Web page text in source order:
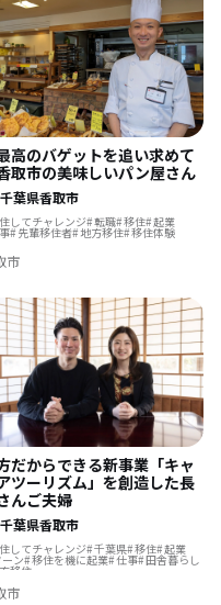
高のバゲットを追い求めて
取市の美味しいパン屋さん
千葉県香取市
してチャレンジ 転職 移住 起業
先輩移住者 地方移住 移住体験
市
だからできる新事業「キャ
ツーリズム」を創造した長
んご夫婦
千葉県香取市
してチャレンジ 千葉県 移住 起業
ン 移住を機に起業 仕事 田舎暮らし
移住
市